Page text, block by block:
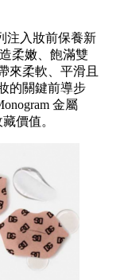
注入妝前保養新
柔嫩、飽滿雙
來柔軟、平滑且
的關鍵前導步
金屬
價值。